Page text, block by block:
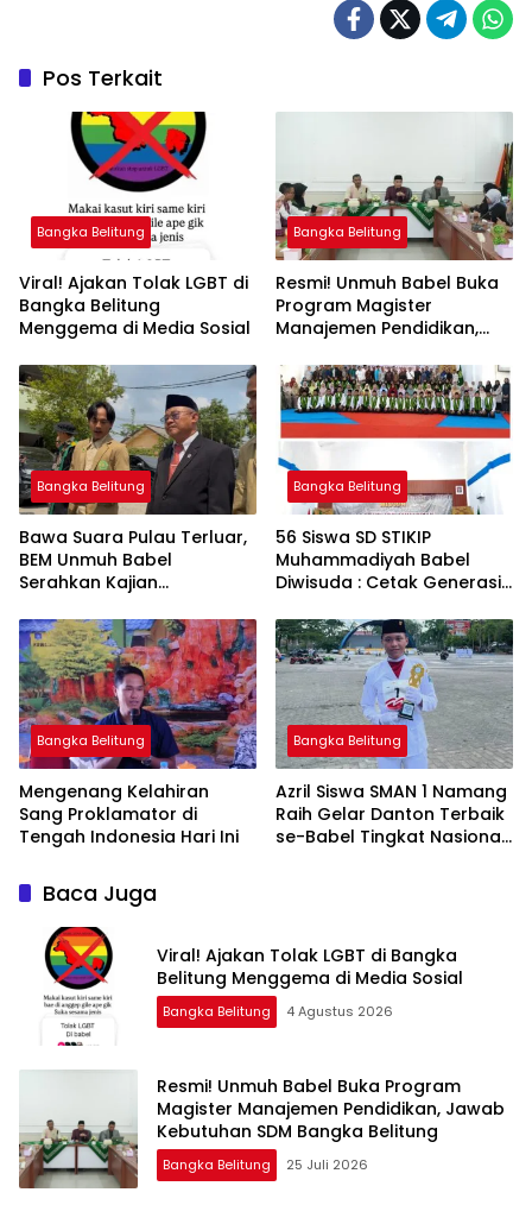
Pos Terkait
Bangka Belitung
Viral! Ajakan Tolak LGBT di
Bangka Belitung
Menggema di Media Sosial
Bangka Belitung
Resmi! Unmuh Babel Buka
Program Magister
Manajemen Pendidikan,
Bangka Belitung
Bangka Belitung
‎Bawa Suara Pulau Terluar,
BEM Unmuh Babel
Serahkan Kajian
Menteri Abdul Mu’ti
Bangka Belitung
‎56 Siswa SD STIKIP
Muhammadiyah Babel
Diwisuda : Cetak Generasi
Bangka Belitung
‎Mengenang Kelahiran
Sang Proklamator di
Bangka Belitung
‎Azril Siswa SMAN 1 Namang
Raih Gelar Danton Terbaik
se-Babel Tingkat Nasional
Baca Juga
Viral! Ajakan Tolak LGBT di Bangka
Belitung Menggema di Media Sosial
Bangka Belitung 4 Agustus 2026
Resmi! Unmuh Babel Buka Program
Magister Manajemen Pendidikan, Jawab
Kebutuhan SDM Bangka Belitung
Bangka Belitung 25 Juli 2026